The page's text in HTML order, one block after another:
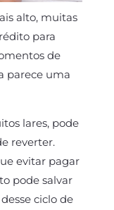
alto, muitas
para
de
parece uma
lares, pode
reverter.
evitar pagar
pode salvar
ciclo de